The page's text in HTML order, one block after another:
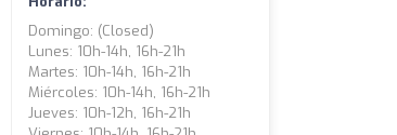
Domingo: (closed)
Lunes: 10h-14h, 16h-21h
Martes: 10h-14h, 16h-21h
Miércoles: 10h-14h, 16h-21h
Jueves: 10h-12h, 16h-21h